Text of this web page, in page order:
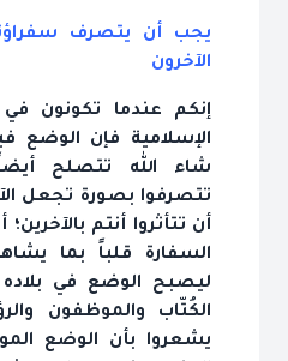
يجب أن يتصرف
الآخرون
إنكم عندما تكونون في
الإسلامية فإن الوضع
شاء الله تتصلح
تتصرفوا بصورة تجعل
أن تتأثروا أنتم
السفارة قلباً بما
ليصبح الوضع في
الكُتّاب والموظفون
يشعروا بأن الوضع